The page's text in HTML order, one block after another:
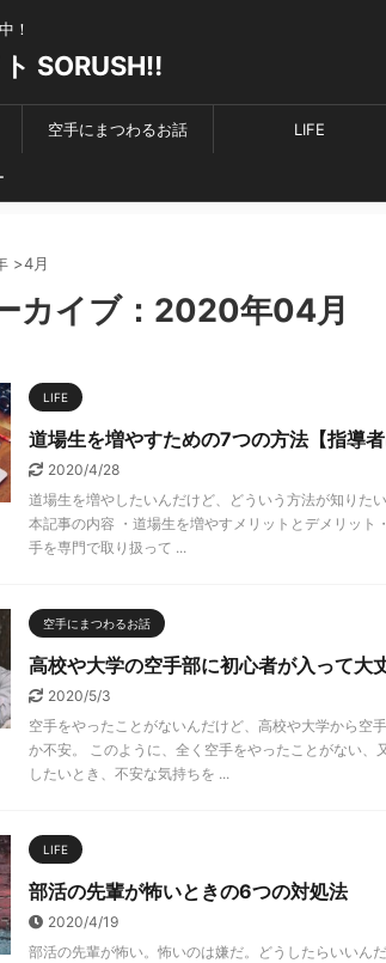
！
SORUSH‼︎
空手にまつわるお話 LIFE
>4月
カイブ：2020年04月
LIFE
道場生を増やすための7つの方法【指導者
2020/4/28
道場生を増やしたいんだけど、どういう方法が知りた
本記事の内容 ・道場生を増やすメリットとデメリット
手を専門で取り扱って ...
空手にまつわるお話
高校や大学の空手部に初心者が入って大
2020/5/3
空手をやったことがないんだけど、高校や大学から空
か不安。 このように、全く空手をやったことがない、
したいとき、不安な気持ちを ...
LIFE
部活の先輩が怖いときの6つの対処法
2020/4/19
部活の先輩が怖い。怖いのは嫌だ。どうしたらいいん